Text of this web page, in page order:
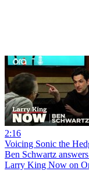
2:16
Voicing Sonic the
Ben Schwartz
Larry King Now on